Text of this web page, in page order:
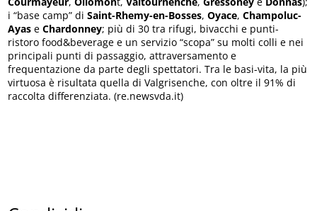
i “base camp” di Saint-Rhemy-en-Bosses,Oyace,Champoluc-
Ayas eChardonney; più di 30 tra rifugi, bivacchi e punti-
ristoro food&beverage e un servizio “scopa” su molti colli e nei
principali punti di passaggio, attraversamento e
frequentazione da parte degli spettatori. Tra le basi-vita, la più
virtuosa è risultata quella di Valgrisenche, con oltre il 91% di
raccolta differenziata. (re.newsvda.it)